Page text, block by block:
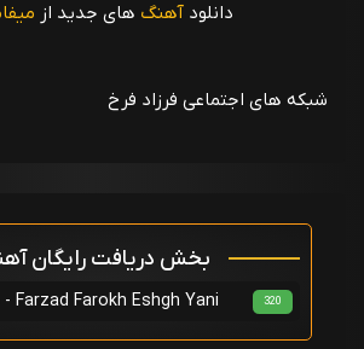
دانلود آهنگ های جدید از
شبکه های اجتماعی فرزاد فرخ
بخش دریافت رایگان
فرزاد فرخ - Farzad Farokh Eshgh Yani 320